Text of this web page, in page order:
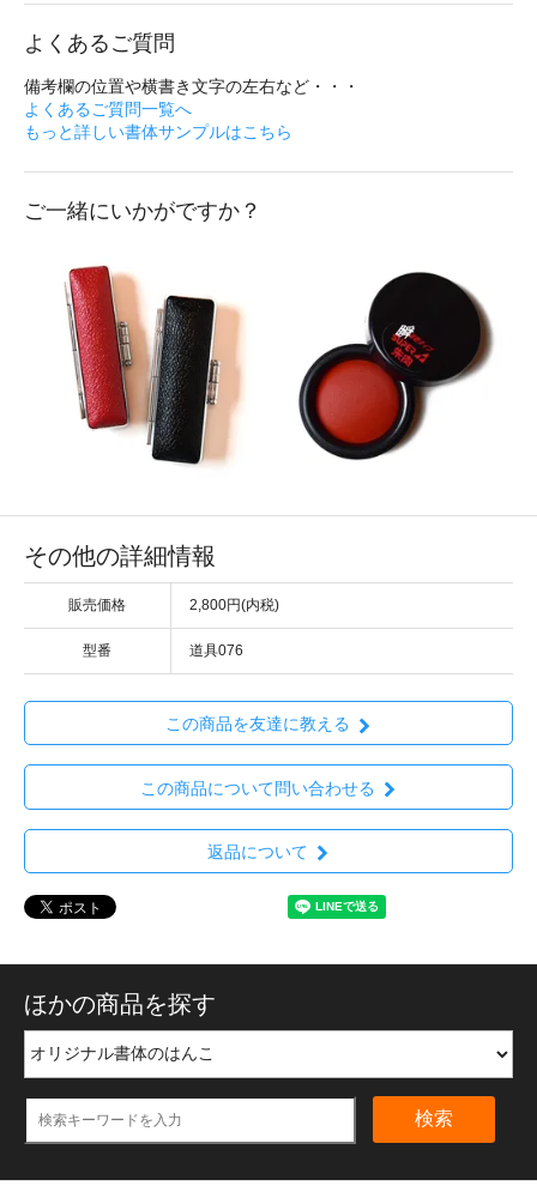
よくあるご質問
備考欄の位置や横書き文字の左右など・・・
よくあるご質問一覧へ
もっと詳しい書体サンプルはこちら
ご一緒にいかがですか？
その他の詳細情報
販売価格 2,800円(内税)
型番 道具076
この商品を友達に教える
この商品について問い合わせる
返品について
ほかの商品を探す
検索